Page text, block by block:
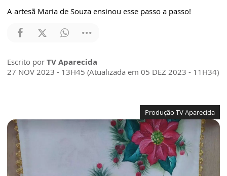
A artesã Maria de Souza ensinou esse passo a passo!
Escrito por TV Aparecida
27 NOV 2023 - 13H45 (Atualizada em 05 DEZ 2023 - 11H34)
Produção TV Aparecida